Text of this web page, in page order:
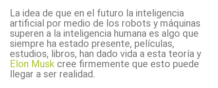
La idea de que en el futuro la inteligencia
artificial por medio de los robots y máquinas
superen a la inteligencia humana es algo que
siempre ha estado presente, películas,
estudios, libros, han dado vida a esta teoría y
Elon Musk cree firmemente que esto puede
llegar a ser realidad.